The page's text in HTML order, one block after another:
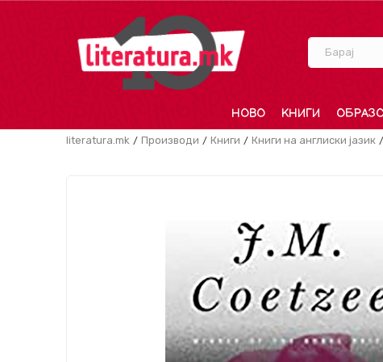
Барај
НОВО КНИГИ
literatura.mk Производи Книги Книги на англиски јазик